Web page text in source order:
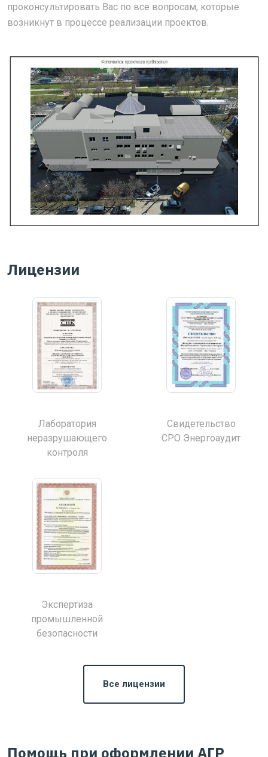
проконсультировать Вас по все вопросам, которые
возникнут в процессе реализации проектов.
Лицензии
Лаборатория
неразрушающего
контроля
Свидетельство
СРО Энергоаудит
Экспертиза
промышленной
безопасности
Все лицензии
Помощь при оформлении АГР